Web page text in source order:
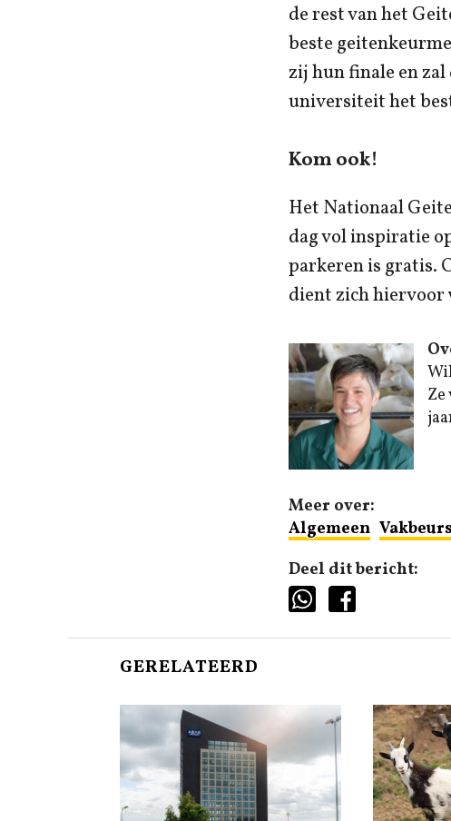
de rest van het
beste
zij hun finale en
universiteit het
Kom ook!
Het Nationaal
dag vol inspiratie
parkeren is gratis.
dient zich hiervoor
Meer over:
Algemeen Vakbeurs
Deel dit bericht:
GERELATEERD